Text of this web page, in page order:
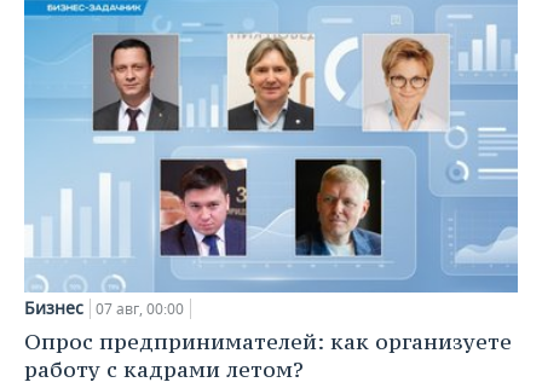
Бизнес 07 авг, 00:00
Опрос предпринимателей: как организуете
работу с кадрами летом?